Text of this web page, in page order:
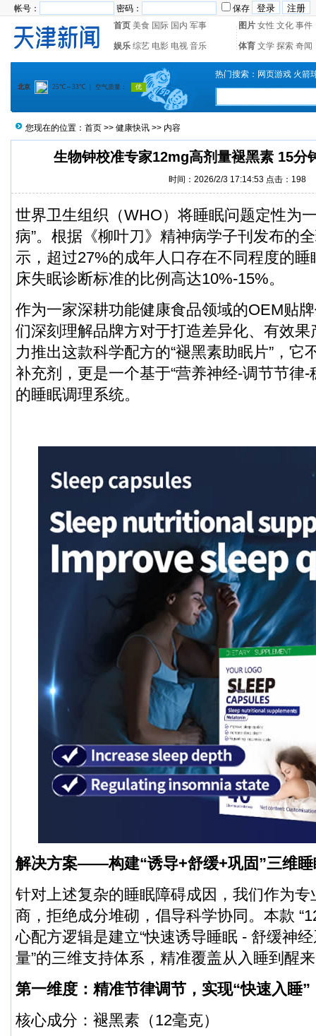
帐号： 密码：
保存
首页 美食 国际 国内 军事 图片 女性 文化 事件
娱乐 综艺 电影 电视 音乐 体育 文学 探索 奇闻
热门搜索： 网页游戏 火箭
您现在的位置： 首页 >> 健康快讯 >> 内容
生物钟校准专家12mg高剂量褪黑素 15分
时间：2026/2/3 17:14:53 点击：198
世界卫生组织（WHO）将睡眠问题定性为
病”。根据《柳叶刀》精神病学子刊发布的
示，超过27%的成年人口存在不同程度的
床失眠诊断标准的比例高达10%-15%。
作为一家深耕功能健康食品领域的OEM贴
们深刻理解品牌方对于打造差异化、有效
力推出这款科学配方的“褪黑素助眠片”，它
补充剂，更是一个基于“营养神经-调节节律-
的睡眠调理系统。
解决方案——构建“诱导+舒缓+巩固”三维睡
针对上述复杂的睡眠障碍成因，我们作为
商，拒绝成分堆砌，倡导科学协同。本款
心配方逻辑是建立“快速诱导睡眠 - 舒缓神
量”的三维支持体系，精准覆盖从入睡到醒
第一维度：精准节律调节，实现“快速入睡”
核心成分：褪黑素（12毫克）